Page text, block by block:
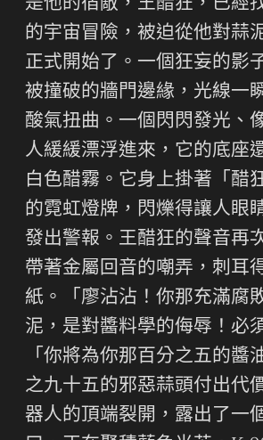
是他的宿敵，王醋狂，已經
的宇宙冒險，被迫從他對蒜
正式開始了。一個狂妄的影
被撞破的牆門邊緣，光線一
酸氣扭曲。一個閃閃發光、
人緩緩漂浮進來，它的底座
白色醋霧。它身上掛著「醋
的霓虹燈牌，閃爍得讓人眼
發出警報。王醋狂的聲音再
帶著金屬回音的嘲弄，刺耳
紙。「廖沾沾！你那充滿腐
泥，是對醬料學的侮辱！必
「你將為你那百分之五的醬
之九十五的邪惡蒜頭付出代
器人的頂端裂開，露出了一